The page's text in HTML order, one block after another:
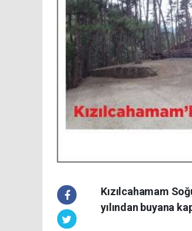
Kızılcahamam
yılından buyana